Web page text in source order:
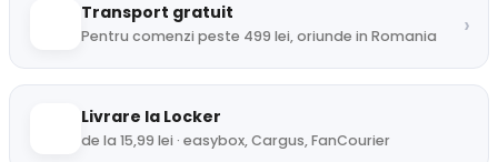
Transport gratuit
Pentru comenzi peste 499 lei, oriunde in Romania ›
Livrare la Locker
de la 15,99 lei · easybox, Cargus, FanCourier